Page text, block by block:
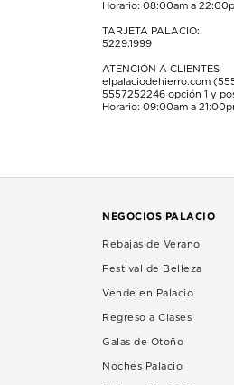
Horario: 08:00am a
TARJETA PALACIO:
5229.1999
ATENCIÓN A CLIENTES
elpalaciodehierro.com
5557252246 opción 1 y
Horario: 09:00am a
NEGOCIOS PALACIO
Rebajas de Verano
Festival de Belleza
Vende en Palacio
Regreso a Clases
Galas de Otoño
Noches Palacio